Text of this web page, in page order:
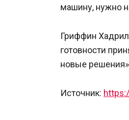
машину, нужно
Гриффин
готовности
новые
Источник: